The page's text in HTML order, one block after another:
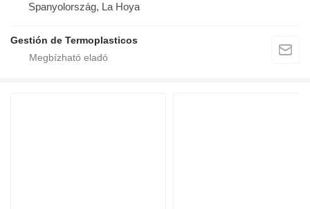
Spanyolország, La Hoya
Gestión de Termoplasticos